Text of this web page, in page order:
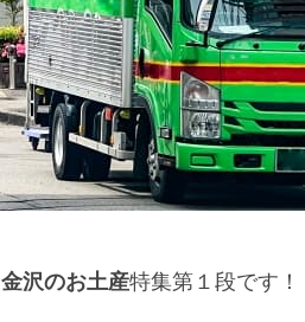
金沢のお土産特集第１段です！